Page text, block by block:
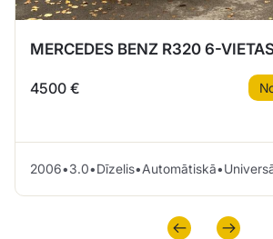
MERCEDES BENZ R320 6-
4500 €
2006•3.0•Dīzelis•Automātiskā•